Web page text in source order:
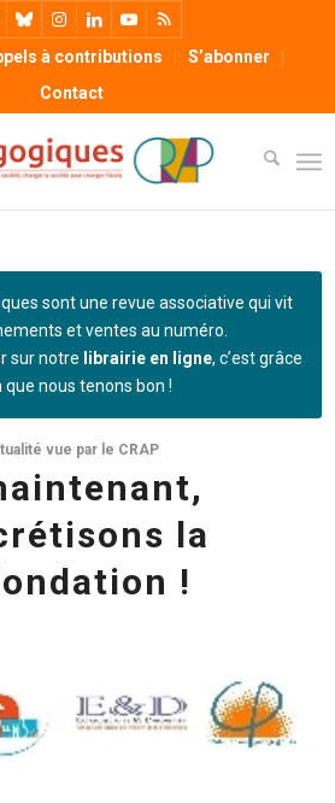
à contributions
S’abonner
Contact
sont une revue associative qui vit
et ventes au numéro.
sur notre librairie en ligne, c’est grâce
que nous tenons bon !
vue par le CRAP
la
!